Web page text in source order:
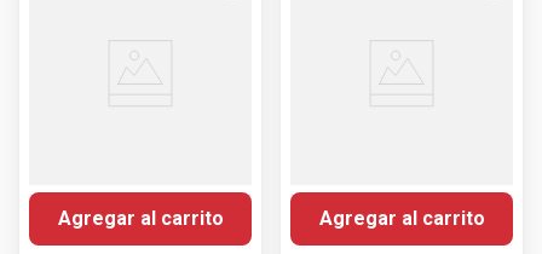
Agregar al carrito Agregar al carrito